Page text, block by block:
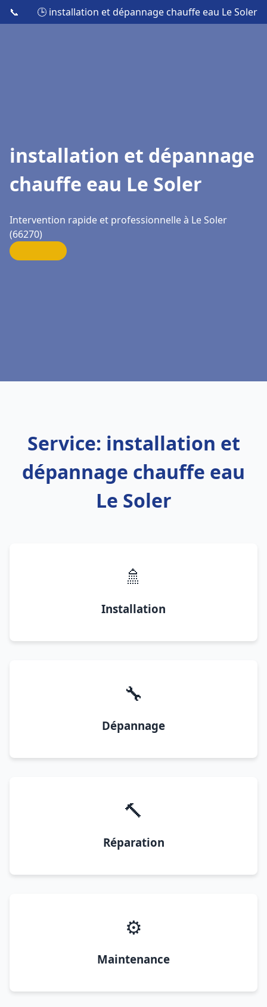
📞 🕒 installation et dépannage chauffe eau Le Soler
installation et dépannage
chauffe eau Le Soler
Intervention rapide et professionnelle à Le Soler
(66270)
Service: installation et
dépannage chauffe eau
Le Soler
🚿
Installation
🔧
Dépannage
🔨
Réparation
⚙️
Maintenance